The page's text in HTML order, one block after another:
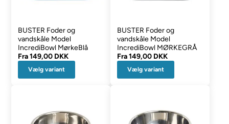
BUSTER Foder og
vandskåle Model
IncrediBowl MørkeBlå
Fra149,00 DKK
Vælg variant
BUSTER Foder og
vandskåle Model
IncrediBowl MØRKEGRÅ
Fra149,00 DKK
Vælg variant